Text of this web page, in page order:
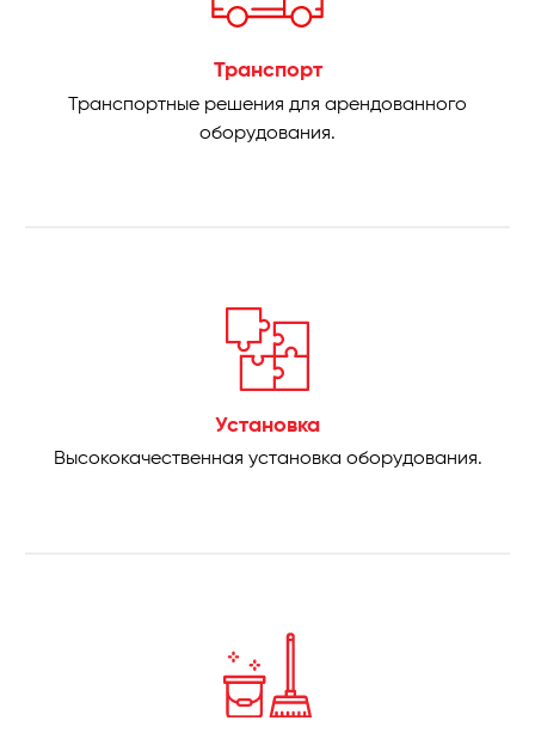
Транспорт
Транспортные решения для арендованного
оборудования.
Установка
Высококачественная установка оборудования.